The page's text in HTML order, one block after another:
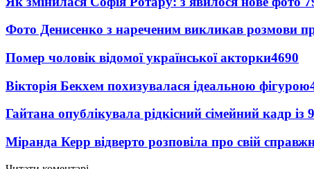
Фото Денисенко з нареченим викликав розмови
Помер чоловік відомої української акторки4690
Вікторія Бекхем похизувалася ідеальною фігурою
Гайтана опублікувала рідкісний сімейний кадр
Міранда Керр відверто розповіла про свій